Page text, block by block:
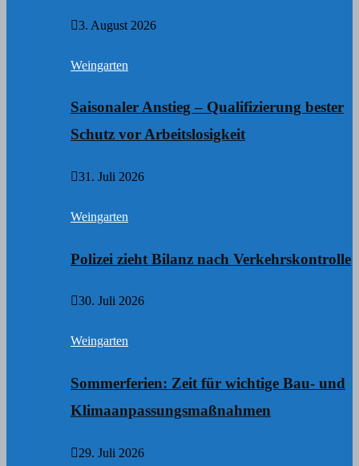
3. August 2026
Weingarten
Saisonaler Anstieg – Qualifizierung bester
Schutz vor Arbeitslosigkeit
31. Juli 2026
Weingarten
Polizei zieht Bilanz nach Verkehrskontrolle
30. Juli 2026
Weingarten
Sommerferien: Zeit für wichtige Bau- und
Klimaanpassungsmaßnahmen
29. Juli 2026